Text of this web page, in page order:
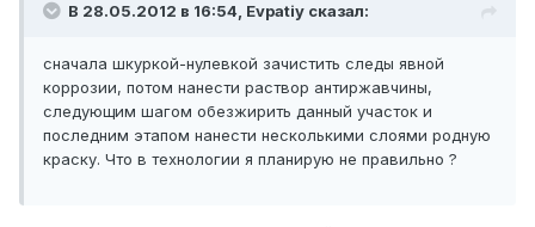
В 28.05.2012 в 16:54, Evpatiy сказал:
сначала шкуркой-нулевкой зачистить следы явной
коррозии, потом нанести раствор антиржавчины,
следующим шагом обезжирить данный участок и
последним этапом нанести несколькими слоями родную
краску. Что в технологии я планирую не правильно ?